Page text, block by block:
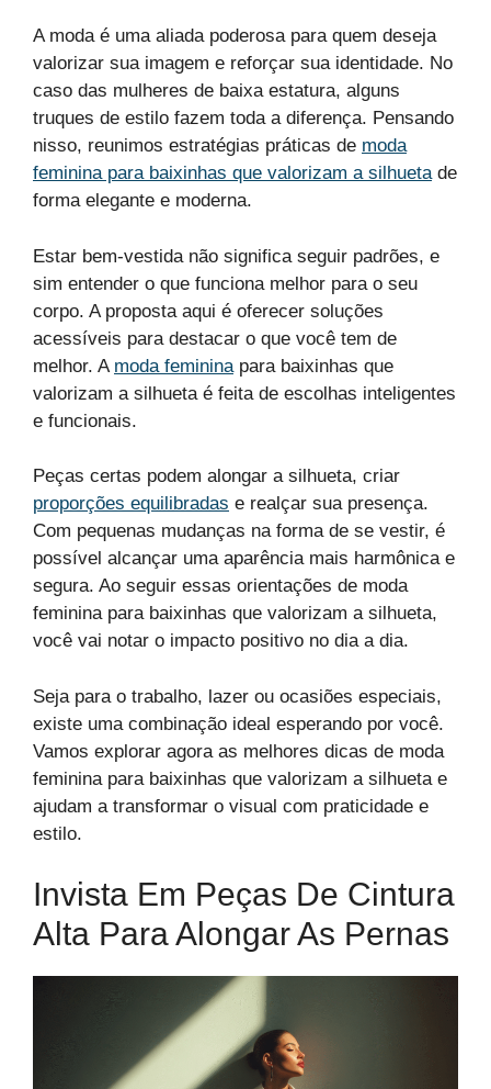
A moda é uma aliada poderosa para quem deseja
valorizar sua imagem e reforçar sua identidade. No
caso das mulheres de baixa estatura, alguns
truques de estilo fazem toda a diferença. Pensando
nisso, reunimos estratégias práticas de moda
feminina para baixinhas que valorizam a silhuetade
forma elegante e moderna.
Estar bem-vestida não significa seguir padrões, e
sim entender o que funciona melhor para o seu
corpo. A proposta aqui é oferecer soluções
acessíveis para destacar o que você tem de
melhor. A moda feminina para baixinhas que
valorizam a silhueta é feita de escolhas inteligentes
e funcionais.
Peças certas podem alongar a silhueta, criar
proporções equilibradas e realçar sua presença.
Com pequenas mudanças na forma de se vestir, é
possível alcançar uma aparência mais harmônica e
segura. Ao seguir essas orientações de moda
feminina para baixinhas que valorizam a silhueta,
você vai notar o impacto positivo no dia a dia.
Seja para o trabalho, lazer ou ocasiões especiais,
existe uma combinação ideal esperando por você.
Vamos explorar agora as melhores dicas de moda
feminina para baixinhas que valorizam a silhueta e
ajudam a transformar o visual com praticidade e
estilo.
Invista Em Peças De Cintura
Alta Para Alongar As Pernas